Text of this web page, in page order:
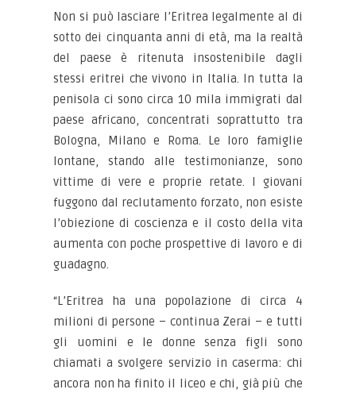
Non si può lasciare l’Eritrea legalmente al di
sotto dei cinquanta anni di età, ma la realtà
del paese è ritenuta insostenibile dagli
stessi eritrei che vivono in Italia. In tutta la
penisola ci sono circa 10 mila immigrati dal
paese africano, concentrati soprattutto tra
Bologna, Milano e Roma. Le loro famiglie
lontane, stando alle testimonianze, sono
vittime di vere e proprie retate. I giovani
fuggono dal reclutamento forzato, non esiste
l’obiezione di coscienza e il costo della vita
aumenta con poche prospettive di lavoro e di
guadagno.
“L’Eritrea ha una popolazione di circa 4
milioni di persone – continua Zerai – e tutti
gli uomini e le donne senza figli sono
chiamati a svolgere servizio in caserma: chi
ancora non ha finito il liceo e chi, già più che